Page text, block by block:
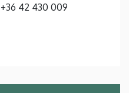
+36 42 430 009